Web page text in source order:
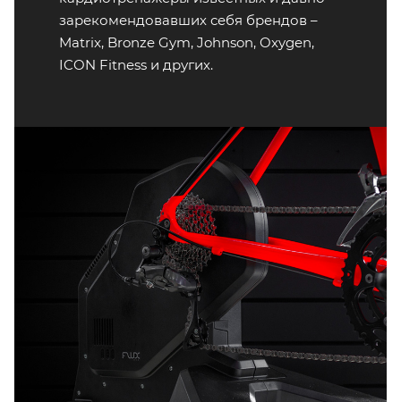
зарекомендовавших себя брендов –
Matrix, Bronze Gym, Johnson, Oxygen,
ICON Fitness и других.